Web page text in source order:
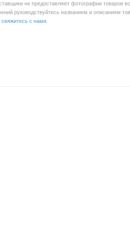
не предоставляют фотографии товаров
руководствуйтесь названием и описанием
свяжитесь с нами